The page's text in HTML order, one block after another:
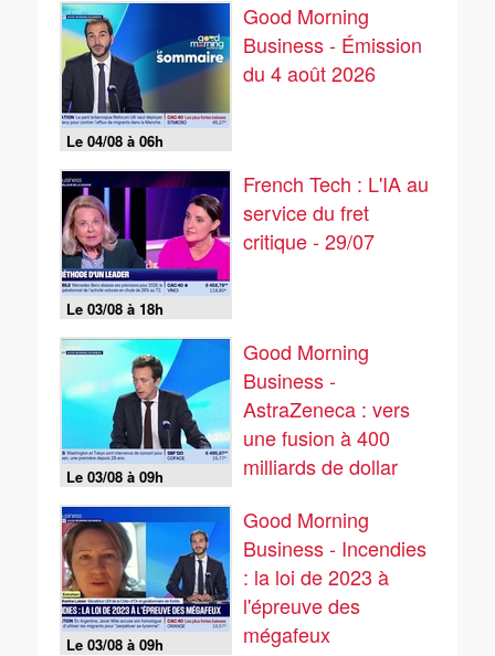
Le 04/08 à 06h
Good Morning
Business - Émission
du 4 août 2026
Le 03/08 à 18h
French Tech : L'IA au
service du fret
critique - 29/07
Le 03/08 à 09h
Good Morning
Business -
AstraZeneca : vers
une fusion à 400
milliards de dollar
Le 03/08 à 09h
Good Morning
Business - Incendies
: la loi de 2023 à
l'épreuve des
mégafeux